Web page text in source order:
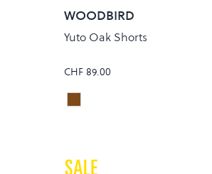
WOODBIRD
Yuto Oak Shorts
CHF 89.00
Colour
WASHED BROWN